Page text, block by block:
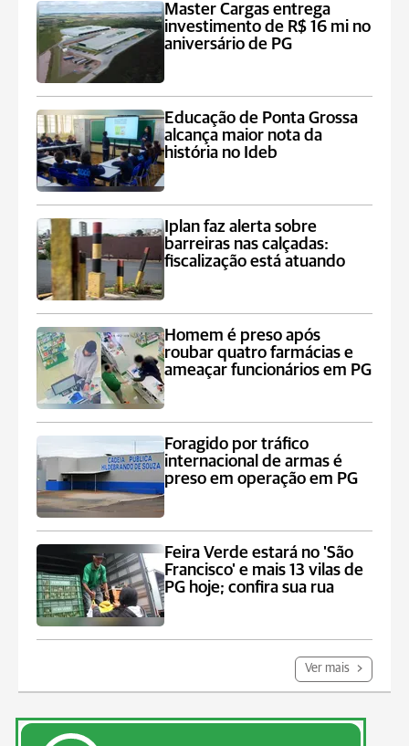
Master Cargas entrega
investimento de R$ 16 mi no
aniversário de PG
Educação de Ponta Grossa
alcança maior nota da
história no Ideb
Iplan faz alerta sobre
barreiras nas calçadas:
fiscalização está atuando
Homem é preso após
roubar quatro farmácias e
ameaçar funcionários em PG
Foragido por tráfico
internacional de armas é
preso em operação em PG
Feira Verde estará no 'São
Francisco' e mais 13 vilas de
PG hoje; confira sua rua
Ver mais